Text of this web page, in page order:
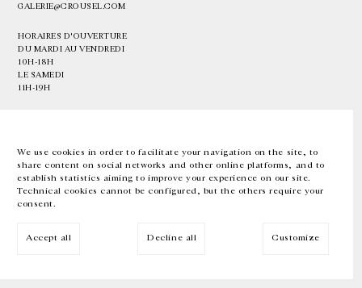
We use cookies in order to facilitate your navigation on the site, to
share content on social networks and other online platforms, and to
establish statistics aiming to improve your experience on our site.
Technical cookies cannot be configured, but the others require your
consent.
Accept all Decline all Customize
GALERIE@CROUSEL.COM
HORAIRES D'OUVERTURE
DU MARDI AU VENDREDI
10H-18H
LE SAMEDI
11H-19H
EN FR 中文 Facebook Instagram
Inscrivez-vous à notre newsletter